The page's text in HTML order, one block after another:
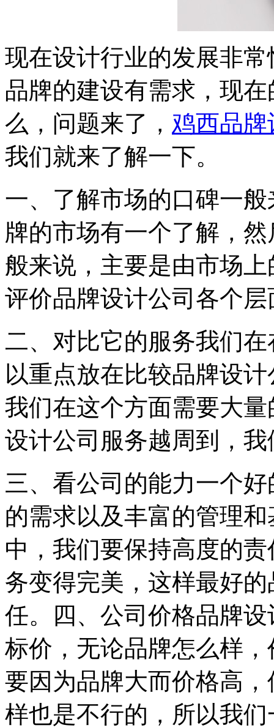
现在设计行业的发展非
品牌的建设有需求，现
么，问题来了， 鸡西品牌
我们就来了解一下。
一、了解市场的口碑一
牌的市场有一个了解，
般来说，主要是由市场
评价品牌设计公司各个
二、对比它的服务我们
以重点放在比较品牌设
我们在这个方面需要大
设计公司服务越周到，
三、看公司的能力一个
的需求以及丰富的管理
中，我们要保持高度的
务变得完美，这样最好
任。四、公司价格品牌
标价，无论品牌怎么样
要因为品牌大而价格高
样也是不行的，所以我